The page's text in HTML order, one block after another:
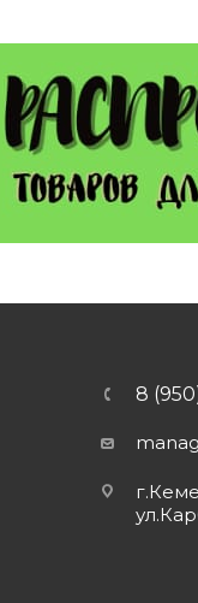
8